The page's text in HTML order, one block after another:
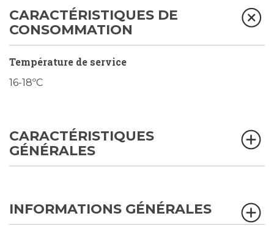
CARACTÉRISTIQUES DE
CONSOMMATION
Température de service
16-18ºC
CARACTÉRISTIQUES
GÉNÉRALES
INFORMATIONS GÉNÉRALES